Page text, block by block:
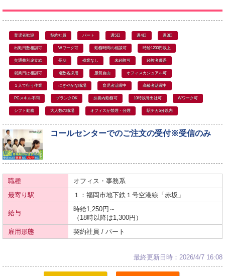
育児者歓迎 契約社員 パート 週5日 週4日 週3日
出勤日数相談可 Wワーク可 勤務時間の相談可 時給1200円以上
交通費別途支給 長期 残業なし 未経験可 経験者優遇
就業日は相談可 複数名採用 服装自由 オフィスカジュアル可
１人で行う作業 にぎやかな職場 育児者活躍中 高齢者活躍中
PCスキル不問 ブランクOK 扶養内勤務可 10時以降出社可 Wワーク可
シフト勤務 大人数の職場 オフィスが禁煙・分煙 駅チカ5分以内
コールセンターでのご注文の受付※受信のみ
職種
オフィス・事務系
最寄り駅
１：福岡市地下鉄 １号空港線 「赤坂」
給与
時給1,250円～
（18時以降は1,300円）
雇用形態
契約社員 / パート
最終更新日時：2026/4/7 16:08